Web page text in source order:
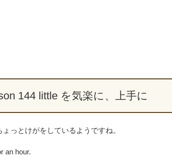
144 little を気楽に、上手に
っとけがをしているようですね。
an hour.